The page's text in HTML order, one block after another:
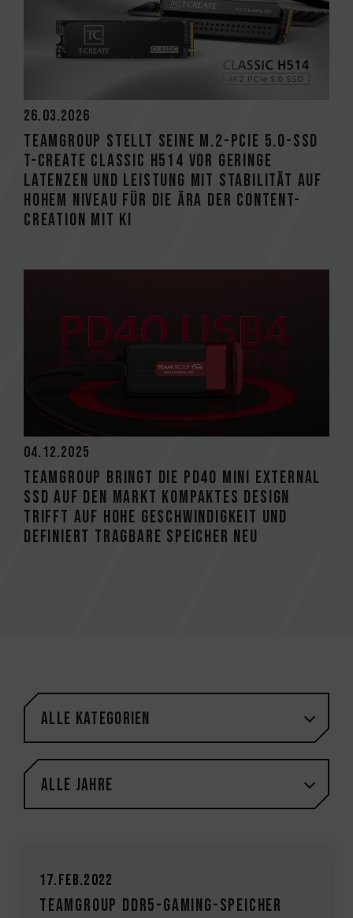
26.03.2026
TEAMGROUP stellt seine M.2-PCIe 5.0-SSD
T-CREATE CLASSIC H514 vor Geringe
Latenzen und Leistung mit Stabilität auf
hohem Niveau für die Ära der Content-
Creation mit KI
04.12.2025
TEAMGROUP bringt die PD40 Mini External
SSD auf den Markt Kompaktes Design
trifft auf hohe Geschwindigkeit und
definiert tragbare Speicher neu
Alle Kategorien
Alle Jahre
17.Feb.2022
TEAMGROUP DDR5-Gaming-Speicher